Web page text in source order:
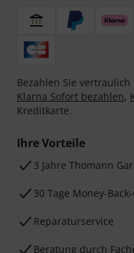
Bezahlen Sie vertraulich
Klarna Sofort bezahlen,
Kreditkarte.
Ihre Vorteile
3 Jahre Thomann
30 Tage Money-
Reparaturservice
Beratung durch